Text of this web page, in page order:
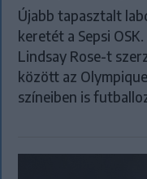
Újabb tapasztalt
keretét a Sepsi
Lindsay Rose-t
között az
színeiben is